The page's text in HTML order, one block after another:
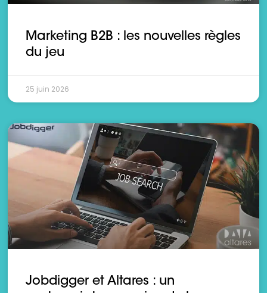
Marketing B2B : les nouvelles règles
du jeu
25 juin 2026
Jobdigger et Altares : un